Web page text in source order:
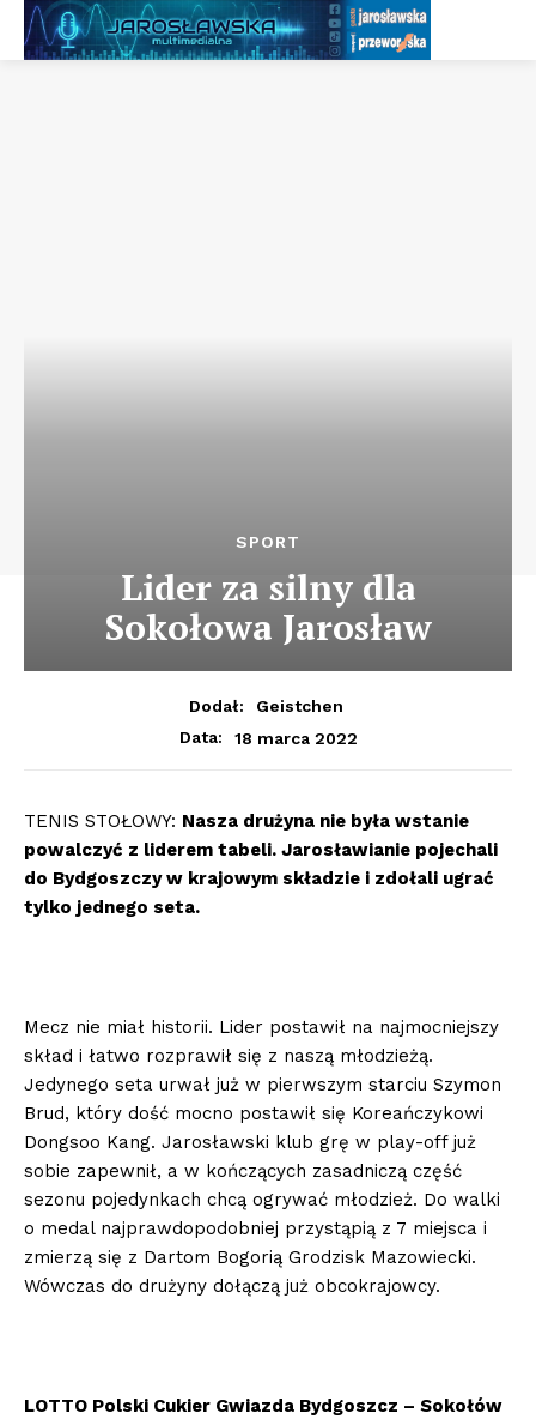
SPORT
Lider za silny dla
Sokołowa Jarosław
Dodał:
Geistchen
Data:
18 marca 2022
TENIS STOŁOWY: Nasza drużyna nie była wstanie
powalczyć z liderem tabeli. Jarosławianie pojechali
do Bydgoszczy w krajowym składzie i zdołali ugrać
tylko jednego seta.
Mecz nie miał historii. Lider postawił na najmocniejszy
skład i łatwo rozprawił się z naszą młodzieżą.
Jedynego seta urwał już w pierwszym starciu Szymon
Brud, który dość mocno postawił się Koreańczykowi
Dongsoo Kang. Jarosławski klub grę w play-off już
sobie zapewnił, a w kończących zasadniczą część
sezonu pojedynkach chcą ogrywać młodzież. Do walki
o medal najprawdopodobniej przystąpią z 7 miejsca i
zmierzą się z Dartom Bogorią Grodzisk Mazowiecki.
Wówczas do drużyny dołączą już obcokrajowcy.
LOTTO Polski Cukier Gwiazda Bydgoszcz – Sokołów